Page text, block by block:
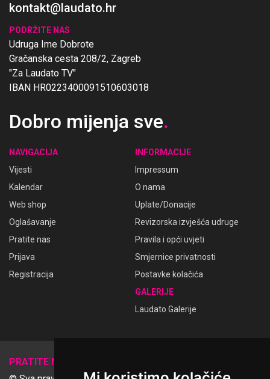
kontakt@laudato.hr
PODRŽITE NAS
Udruga Ime Dobrote
Gračanska cesta 208/2, Zagreb
"Za Laudato TV"
IBAN HR0223400091510603018
Dobro mijenja sve.
NAVIGACIJA
Vijesti
Kalendar
Web shop
Oglašavanje
Pratite nas
Prijava
Registracija
INFORMACIJE
Impressum
O nama
Uplate/Donacije
Revizorska izvješća udruge
Pravila i opći uvjeti
Smjernice privatnosti
Postavke kolačića
GALERIJE
Laudato Galerije
PRATITE NAS